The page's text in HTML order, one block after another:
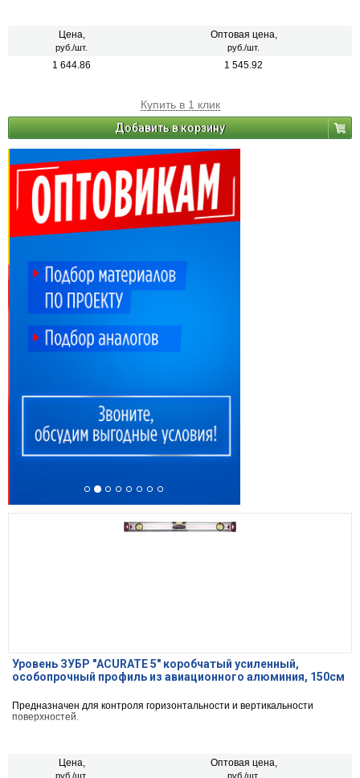
Цена,
руб./шт.
Оптовая цена,
руб./шт.
1 644.86 1 545.92
Купить в 1 клик
Добавить в корзину
Уровень ЗУБР ″ACURATE 5″ коробчатый усиленный,
особопрочный профиль из авиационного алюминия, 150см
Предназначен для контроля горизонтальности и вертикальности
поверхностей.
Цена,
руб./шт.
Оптовая цена,
руб./шт.